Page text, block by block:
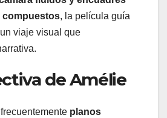
compuestos, la película guía
viaje visual que
de Amélie
planos